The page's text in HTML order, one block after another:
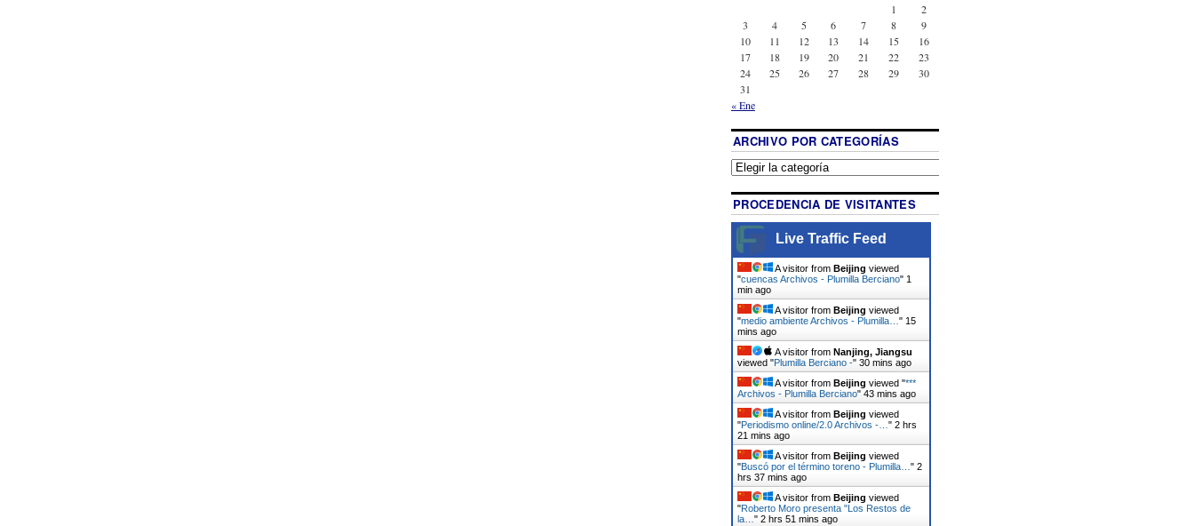
1
2
3
4 5 6 7 8
9
10
11 12 13 14 15
16
17
18 19 20 21 22
23
24
25 26 27 28 29
30
31
« Ene
ARCHIVO POR CATEGORÍAS
PROCEDENCIA DE VISITANTES
Live Traffic Feed
A visitor from Beijing viewed
"cuencas Archivos - Plumilla Berciano" 1
min ago
A visitor from Beijing viewed
"medio ambiente Archivos - Plumilla… " 15
mins ago
A visitor from Nanjing, Jiangsu
viewed "Plumilla Berciano -" 30 mins ago
A visitor from Beijing viewed "***
Archivos - Plumilla Berciano" 43 mins ago
A visitor from Beijing viewed
"Periodismo online/2.0 Archivos -… " 2 hrs
21 mins ago
A visitor from Beijing viewed
"Buscó por el término toreno - Plumilla… " 2
hrs 37 mins ago
A visitor from Beijing viewed
"Roberto Moro presenta "Los Restos de
la… " 2 hrs 51 mins ago